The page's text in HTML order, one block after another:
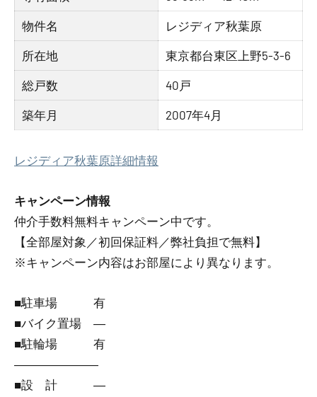
物件名 レジディア秋葉原
所在地 東京都台東区上野5-3-6
総戸数 40戸
築年月 2007年4月
レジディア秋葉原詳細情報
キャンペーン情報
仲介手数料無料キャンペーン中です。
【全部屋対象／初回保証料／弊社負担で無料】
※キャンペーン内容はお部屋により異なります。
■駐車場 有
■バイク置場 ―
■駐輪場 有
―――――――
■設 計 ―